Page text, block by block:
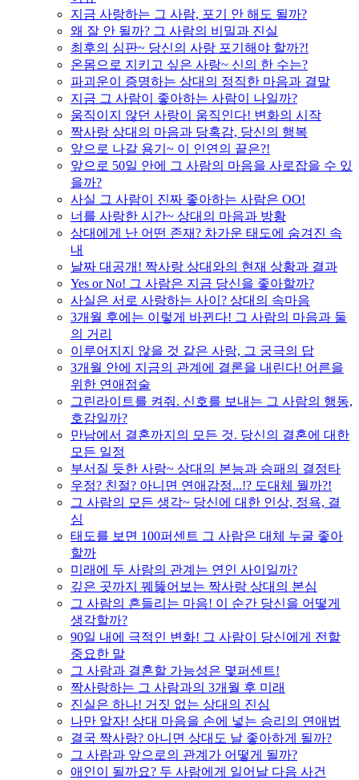
지금 사랑하는 그 사람, 포기 안 해도 될까?
왜 잘 안 될까? 그 사람의 비밀과 진실
최후의 심판~ 당신의 사랑 포기해야 할까?!
온몸으로 지키고 싶은 사랑~ 신의 한 수는?
파괴운이 증명하는 상대의 정직한 마음과 결말
지금 그 사람이 좋아하는 사람이 나일까?
움직이지 않던 사랑이 움직인다! 변화의 시작
짝사랑 상대의 마음과 당혹감, 당신의 행복
앞으로 나갈 용기~ 이 인연의 끝은?!
앞으로 50일 안에 그 사람의 마음을 사로잡을 수 있
을까?
사실 그 사람이 진짜 좋아하는 사람은 OO!
너를 사랑한 시간~ 상대의 마음과 방황
상대에게 난 어떤 존재? 차가운 태도에 숨겨진 속
내
날짜 대공개! 짝사랑 상대와의 현재 상황과 결과
Yes or No! 그 사람은 지금 당신을 좋아할까?
사실은 서로 사랑하는 사이? 상대의 속마음
3개월 후에는 이렇게 바뀐다! 그 사람의 마음과 둘
의 거리
이루어지지 않을 것 같은 사랑, 그 궁극의 답
3개월 안에 지금의 관계에 결론을 내린다! 어른을
위한 연애점술
그린라이트를 켜줘. 신호를 보내는 그 사람의 행동,
호감일까?
만남에서 결혼까지의 모든 것. 당신의 결혼에 대한
모든 일정
부서질 듯한 사랑~ 상대의 본능과 승패의 결정타
우정? 친절? 아니면 연애감정...!? 도대체 뭘까?!
그 사람의 모든 생각~ 당신에 대한 인상, 정욕, 결
심
태도를 보면 100퍼센트 그 사람은 대체 누굴 좋아
할까
미래에 두 사람의 관계는 연인 사이일까?
깊은 곳까지 꿰뚫어보는 짝사랑 상대의 본심
그 사람의 흔들리는 마음! 이 순간 당신을 어떻게
생각할까?
90일 내에 극적인 변화! 그 사람이 당신에게 전할
중요한 말
그 사람과 결혼할 가능성은 몇퍼센트!
짝사랑하는 그 사람과의 3개월 후 미래
진실은 하나! 거짓 없는 상대의 진심
나만 알자! 상대 마음을 손에 넣는 승리의 연애법
결국 짝사랑? 아니면 상대도 날 좋아하게 될까?
그 사람과 앞으로의 관계가 어떻게 될까?
애인이 될까요? 두 사람에게 일어날 다음 사건